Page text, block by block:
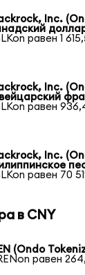
Inc.
равен 1
Inc.
равен
Inc.
равен 70
в CNY
(Ondo
равен